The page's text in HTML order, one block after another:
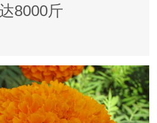
8000斤